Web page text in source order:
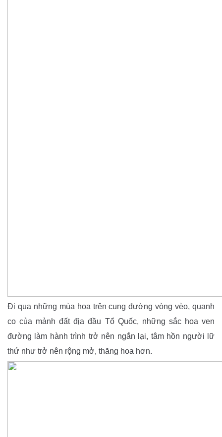
Đi qua những mùa hoa trên cung đường vòng vèo, quanh
co của mảnh đất địa đầu Tổ Quốc, những sắc hoa ven
đường làm hành trình trở nên ngắn lại, tâm hồn người lữ
thứ như trở nên rộng mở, thăng hoa hơn.